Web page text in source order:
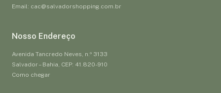
Email: cac@salvadorshopping.com.br
Nosso Endereço
Avenida Tancredo Neves, n.º 3133
Salvador – Bahia, CEP: 41.820-910
Como chegar